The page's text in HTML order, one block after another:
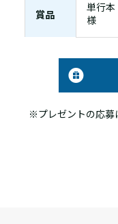
賞品
単行
様
※プレゼントの応募